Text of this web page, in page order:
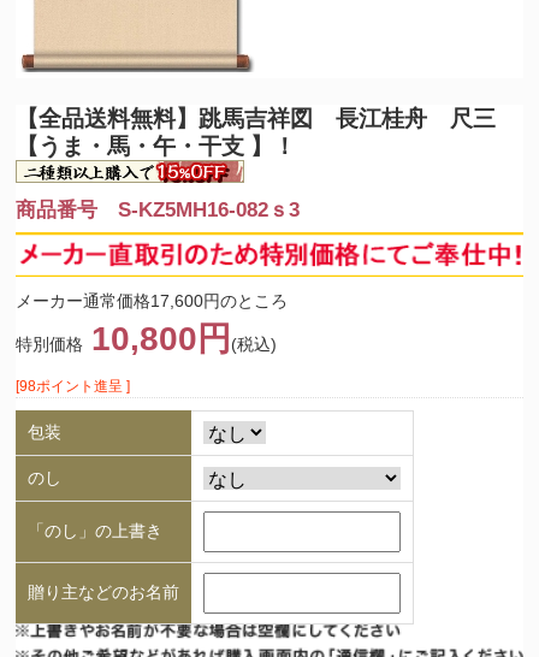
【全品送料無料】 跳馬吉祥図 長江桂舟 尺三
【うま・馬・午・干支 】！
商品番号 S-KZ5MH16-082ｓ3
メーカー通常価格17,600円のところ
特別価格 10,800円 (税込)
[98ポイント進呈 ]
包装
のし
「のし」の上書き
贈り主などのお名前